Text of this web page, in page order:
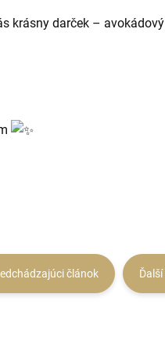
krásny darček –
článok